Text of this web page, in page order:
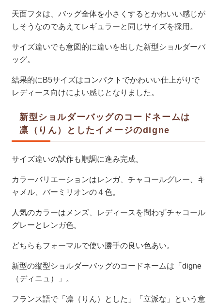
天面フタは、バッグ全体を小さくするとかわいい感じが
しそうなのであえてレギュラーと同じサイズを採用。
サイズ違いでも意図的に違いを出した新型ショルダーバ
ッグ。
結果的にB5サイズはコンパクトでかわいい仕上がりで
レディース向けによい感じとなりました。
新型ショルダーバッグのコードネームは
凛（りん）としたイメージのdigne
サイズ違いの試作も順調に進み完成。
カラーバリエーションはレンガ、チャコールグレー、キ
ャメル、バーミリオンの４色。
人気のカラーはメンズ、レディースを問わずチャコール
グレーとレンガ色。
どちらもフォーマルで使い勝手の良い色あい。
新型の縦型ショルダーバッグのコードネームは「digne
（ディニュ）」。
フランス語で「凛（りん）とした」「立派な」という意